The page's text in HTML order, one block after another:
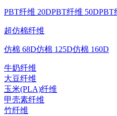
PBT纤维 20DPBT纤维 50DPBT
超仿棉纤维
仿棉 68D仿棉 125D仿棉 160D
牛奶纤维
大豆纤维
玉米(PLA)纤维
甲壳素纤维
竹纤维